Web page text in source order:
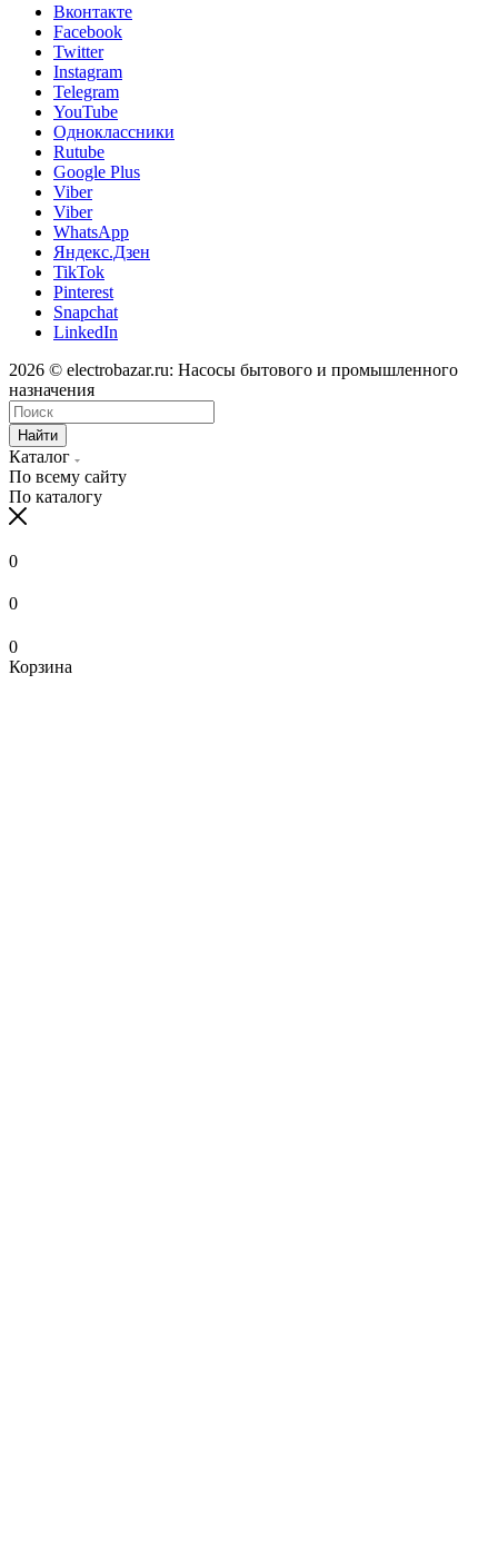
Вконтакте
Facebook
Twitter
Instagram
Telegram
YouTube
Одноклассники
Rutube
Google Plus
Viber
Viber
WhatsApp
Яндекс.Дзен
TikTok
Pinterest
Snapchat
LinkedIn
2026 © electrobazar.ru: Насосы бытового и промышленного
назначения
Найти
Каталог
По всему сайту
По каталогу
0
0
0
Корзина